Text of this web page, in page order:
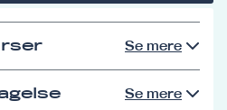
Se mere
Se mere